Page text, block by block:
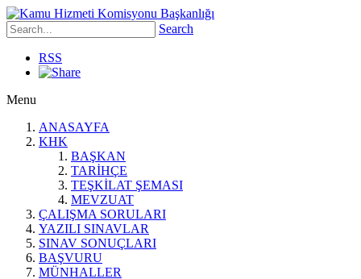
Search
RSS
Menu
ANASAYFA
KHK
BAŞKAN
TARİHÇE
TEŞKİLAT ŞEMASI
MEVZUAT
ÇALIŞMA SORULARI
YAZILI SINAVLAR
SINAV SONUÇLARI
BAŞVURU
MÜNHALLER